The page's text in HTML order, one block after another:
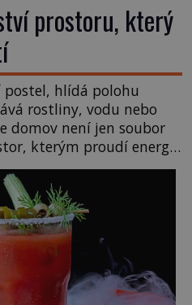
prostoru, který
postel, hlídá polohu
rostliny, vodu nebo
domov není jen soubor
kterým proudí energie
ovlivňovat, jak se v
má kořeny ve staré Číně